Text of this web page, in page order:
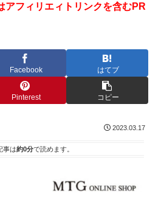
フィリエィトリンクを含むPR
Facebook はてブ
Pinterest コピー
2023.03.17
事は約0分で読めます。